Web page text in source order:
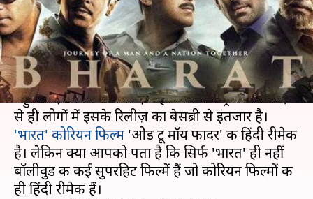
लेखन स्वाति पाण्डेय May 19, 2019 08:55 am
क्या है खबर?
अभिनेता सलमान खान की फिल्म 'भारत' इस साल की
बहुप्रतिक्षित फिल्मों में से एक है। फिल्म के ट्रेलर का बाद
'भारत' कोरियन फिल्म 'ओड टू मॉय फादर' की हिंदी रीमेक
है। लेकिन क्या आपको पता है कि सिर्फ 'भारत' ही नहीं
बॉलीवुड की कई सुपरहिट फिल्में हैं जो कोरियन फिल्मों की
ही हिंदी रीमेक हैं।